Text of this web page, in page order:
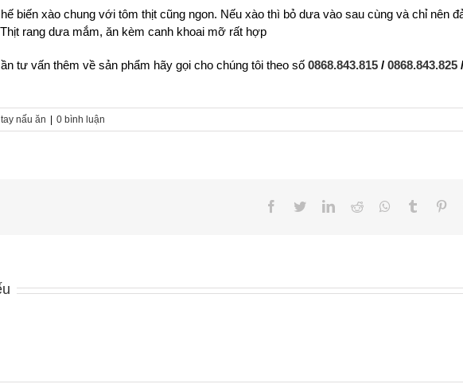
biến xào chung với tôm thịt cũng ngon. Nếu xào thì bỏ dưa vào sau cùng và chỉ nên
rang dưa mắm, ăn kèm canh khoai mỡ rất hợp
tư vấn thêm về sản phẩm hãy gọi cho chúng tôi theo số 0868.843.815 / 0868.843.825 /
nấu ăn 0 bình luận
Facebook
TwitterLinkedIn
Reddit Whatsapp
Tumblr